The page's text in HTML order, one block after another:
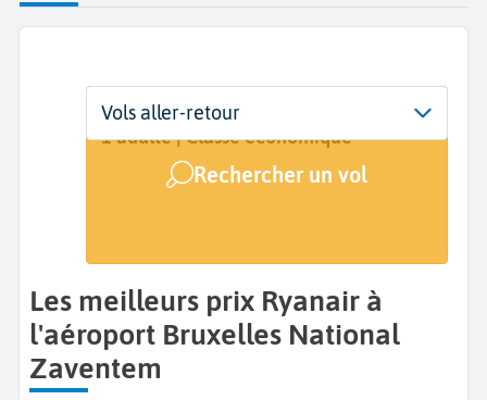
Départ
Bruxelles National Zaventem (BRU)
Dates
Dates de votre voyage
Voyageurs | Classe
1 adulte | Classe économique
Rechercher un vol
Vols aller-retour
Les meilleurs prix Ryanair à
l'aéroport Bruxelles National
Zaventem